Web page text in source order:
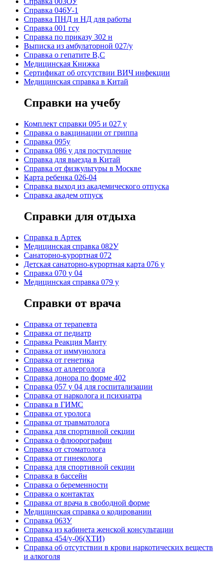
Справка 046У-1
Справка ПНД и НД для работы
Справка 001 гсу
Справка по приказу 302 н
Выписка из амбулаторной 027/у
Справка о гепатите B,C
Медицинская Книжка
Сертификат об отсутствии ВИЧ инфекции
Медицинская справка в Китай
Справки на учебу
Комплект справки 095 и 027 у
Справка о вакцинации от гриппа
Справка 095у
Справка 086 у для поступление
Справка для выезда в Китай
Справка от физкультуры в Москве
Карта ребенка 026-04
Справка выход из академического отпуска
Справка академ отпуск
Справки для отдыха
Cправка в Артек
Медицинская справка 082У
Санаторно-курортная 072
Детская санаторно-курортная карта 076 у
Справка 070 у 04
Медицинская справка 079 у
Справки от врача
Справка от терапевта
Справка от педиатр
Cправка Реакция Манту
Cправка от иммунолога
Cправка от генетика
Cправка от аллерголога
Cправка донора по форме 402
Cправка 057 у 04 для госпитализации
Справка от нарколога и психиатра
Справка в ГИМС
Cправка от уролога
Справка от травматолога
Справка для спортивной секции
Справка о флюорографии
Справка от стоматолога
Справка от гинеколога
Справка для спортивной секции
Справка в бассейн
Справка о беременности
Справка о контактах
Справка от врача в свободной форме
Медицинская справка о кодировании
Справка 063У
Справка из кабинета женской консультации
Справка 454/у-06(ХТИ)
Справка об отсутствии в крови наркотических веществ
и алкоголя